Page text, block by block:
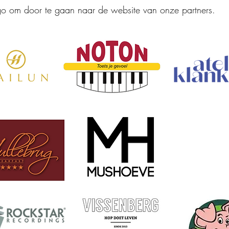
om door te gaan naar de website van onze partners.